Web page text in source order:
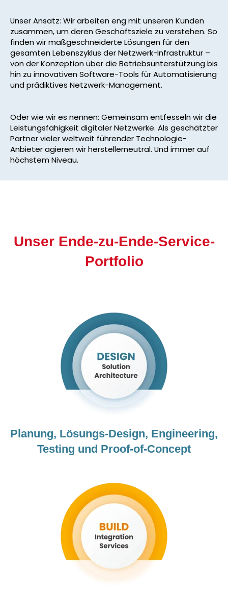
Unser Ansatz: Wir arbeiten eng mit unseren Kunden
zusammen, um deren Geschäftsziele zu verstehen. So
finden wir maßgeschneiderte Lösungen für den
gesamten Lebenszyklus der Netzwerk-Infrastruktur –
von der Konzeption über die Betriebsunterstützung bis
hin zu innovativen Software-Tools für Automatisierung
und prädiktives Netzwerk-Management.
Oder wie wir es nennen: Gemeinsam entfesseln wir die
Leistungsfähigkeit digitaler Netzwerke. Als geschätzter
Partner vieler weltweit führender Technologie-
Anbieter agieren wir herstellerneutral. Und immer auf
höchstem Niveau.
Unser Ende-zu-Ende-Service-
Portfolio
Planung, Lösungs-Design, Engineering,
Testing und Proof-of-Concept